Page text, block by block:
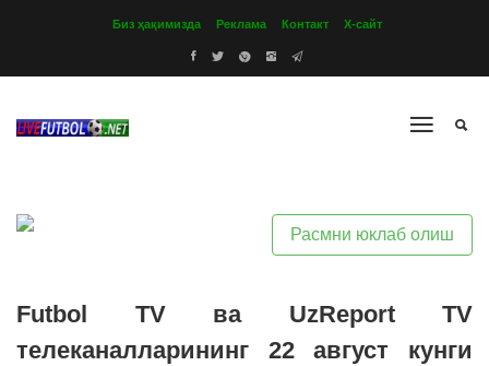
Биз ҳақимизда Реклама Контакт Х-сайт
Расмни юклаб олиш
Futbol TV ва UzReport TV
телеканалларининг 22 август кунги